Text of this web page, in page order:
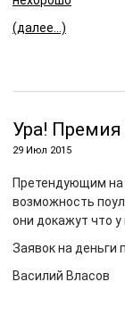
(далее…)
Ура! Премия
29 Июл 2015
Претендующим на
возможность
они докажут что у
Заявок на деньги
Василий Власов